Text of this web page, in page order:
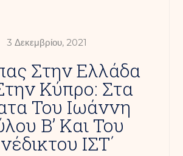
3 Δεκεμβρίου, 2021
Στην Ελλάδα
Κύπρο: Στα
Του Ιωάννη
Β’ Και Του
ΙΣΤ΄